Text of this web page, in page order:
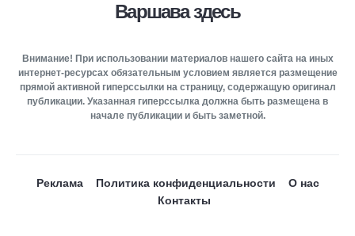
Варшава здесь
Внимание! При использовании материалов нашего сайта на иных
интернет-ресурсах обязательным условием является размещение
прямой активной гиперссылки на страницу, содержащую оригинал
публикации. Указанная гиперссылка должна быть размещена в
начале публикации и быть заметной.
Реклама Политика конфиденциальности
О нас
Контакты